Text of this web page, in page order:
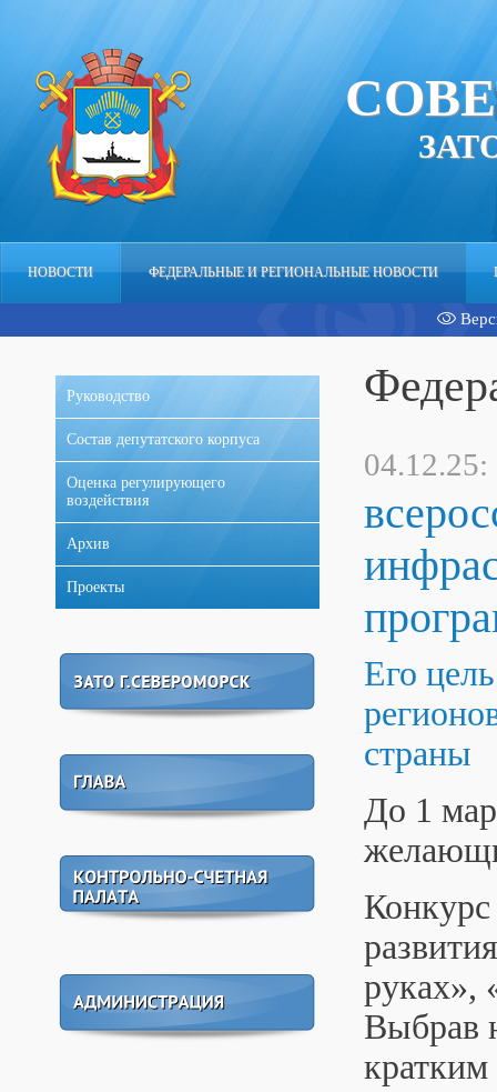
НОВОСТИ ФЕДЕРАЛЬНЫЕ И РЕГИОНАЛЬНЫЕ НОВОСТИ
АППАРАТ
Руководство
Состав депутатского корпуса
Оценка регулирующего
воздействия
Архив
Проекты
04.12.25:
Его
страны
До 1
руках»,
Выбрав